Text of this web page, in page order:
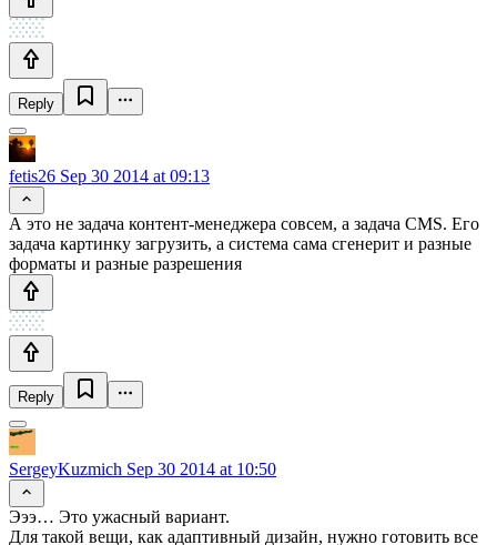
Reply
fetis26 Sep 30 2014 at 09:13
А это не задача контент-менеджера совсем, а задача CMS. Его
задача картинку загрузить, а система сама сгенерит и разные
форматы и разные разрешения
Reply
SergeyKuzmich Sep 30 2014 at 10:50
Эээ… Это ужасный вариант.
Для такой вещи, как адаптивный дизайн, нужно готовить все